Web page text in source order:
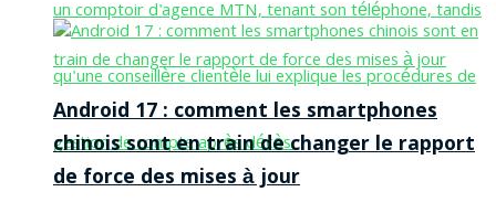
Android 17 : comment les smartphones
chinois sont en train de changer le rapport
de force des mises à jour